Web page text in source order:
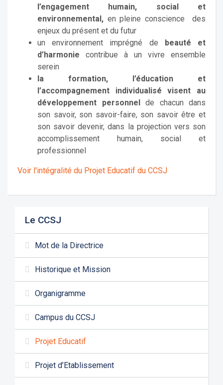
l’engagement humain, social et
environnemental, en pleine conscience des
enjeux du présent et du futur
un environnement imprégné de beauté et
d’harmonie contribue à un vivre ensemble
serein
la formation, l’éducation et
l’accompagnement individualisé visent au
développement personnelde chacun dans
son savoir, son savoir-faire, son savoir être et
son savoir devenir, dans la projection vers son
accomplissement humain, social et
professionnel
Voir l'intégralité du Projet Educatif du CCSJ
Le CCSJ
Mot de la Directrice
Historique et Mission
Organigramme
Campus du CCSJ
Projet Educatif
Projet d’Etablissement